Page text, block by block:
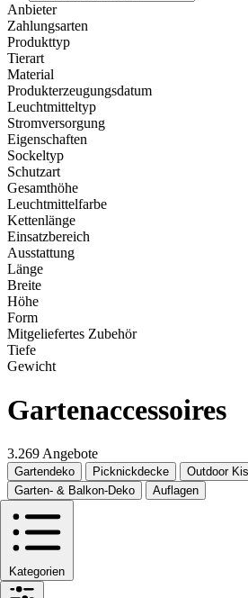
Anbieter
Zahlungsarten
Produkttyp
Tierart
Material
Produkterzeugungsdatum
Leuchtmitteltyp
Stromversorgung
Eigenschaften
Sockeltyp
Schutzart
Gesamthöhe
Leuchtmittelfarbe
Kettenlänge
Einsatzbereich
Ausstattung
Länge
Breite
Höhe
Form
Mitgeliefertes Zubehör
Tiefe
Gewicht
Gartenaccessoires
3.269 Angebote
Gartendeko Picknickdecke
Outdoor
Garten- & Balkon-Deko
Auflagen
Kategorien